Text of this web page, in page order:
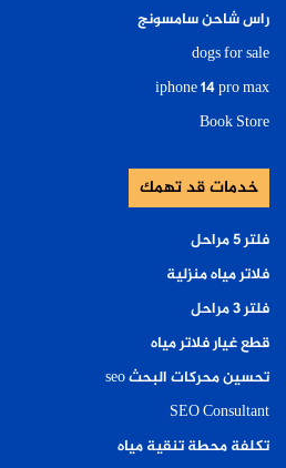
راس شاحن سامسونج
dogs for sale
iphone 14 pro max
Book Store
خدمات قد تهمك
فلتر ٥ مراحل
فلاتر مياه منزلية
فلتر ٣ مراحل
قطع غيار فلاتر مياه
تحسين محركات البحث seo
SEO Consultant
تكلفة محطة تنقية مياه